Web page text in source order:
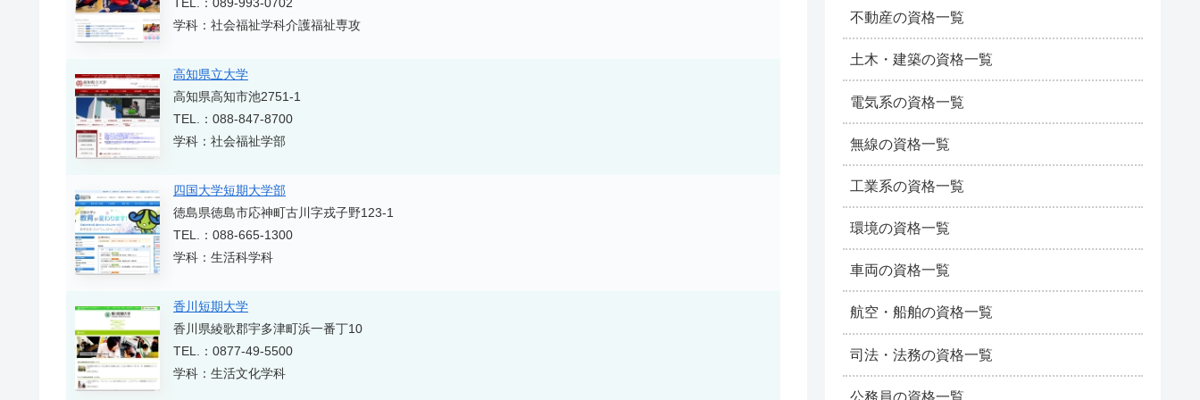
学科：社会福祉学科介護福祉専攻
高知県立大学
高知県高知市池2751-1
TEL.：088-847-8700
学科：社会福祉学部
四国大学短期大学部
徳島県徳島市応神町古川字戎子野123-1
TEL.：088-665-1300
学科：生活科学科
香川短期大学
香川県綾歌郡宇多津町浜一番丁10
TEL.：0877-49-5500
学科：生活文化学科
不動産の資格一覧
土木・建築の資格一覧
電気系の資格一覧
無線の資格一覧
工業系の資格一覧
環境の資格一覧
車両の資格一覧
航空・船舶の資格一覧
司法・法務の資格一覧
公務員の資格一覧